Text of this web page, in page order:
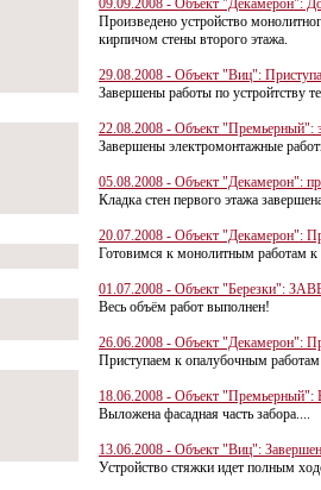
09.09.2008 - Объект "Декамерон":
Произведено устройство
кирпичом стены второго этажа.
29.08.2008 - Объект "Виц":
Завершены работы по устройтству
22.08.2008 - Объект "Премьерный":
Завершены электромонтажные
05.08.2008 - Объект "Декамерон":
Кладка стен первого этажа
20.07.2008 - Объект "Декамерон":
Готовимся к монолитным работам
01.07.2008 - Объект "Березки":
Весь объём работ выполнен!
26.06.2008 - Объект "Декамерон":
Приступаем к опалубочным
18.06.2008 - Объект "Премьерный":
Выложена фасадная часть забора....
13.06.2008 - Объект "Виц":
Устройство стяжки идет полным